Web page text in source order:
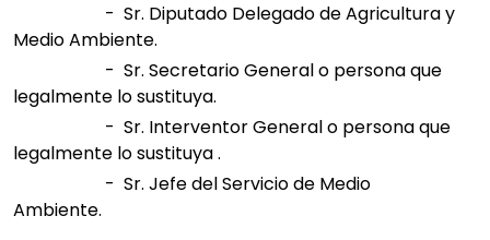
- Sr. Diputado Delegado de Agricultura y
Medio Ambiente.
- Sr. Secretario General o persona que
legalmente lo sustituya.
- Sr. Interventor General o persona que
legalmente lo sustituya .
- Sr. Jefe del Servicio de Medio
Ambiente.